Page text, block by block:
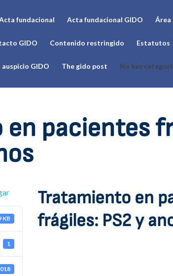
fundacional Acta fundacional GIDO Área
GIDO Contenido restringido Estatutos
GIDO The gido post No hay
pacientes
KB
1
Tratamiento en
frágiles: PS2 y